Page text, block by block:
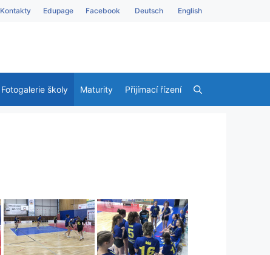
Kontakty Edupage Facebook Deutsch English
Fotogalerie školy Maturity Přijímací řízení